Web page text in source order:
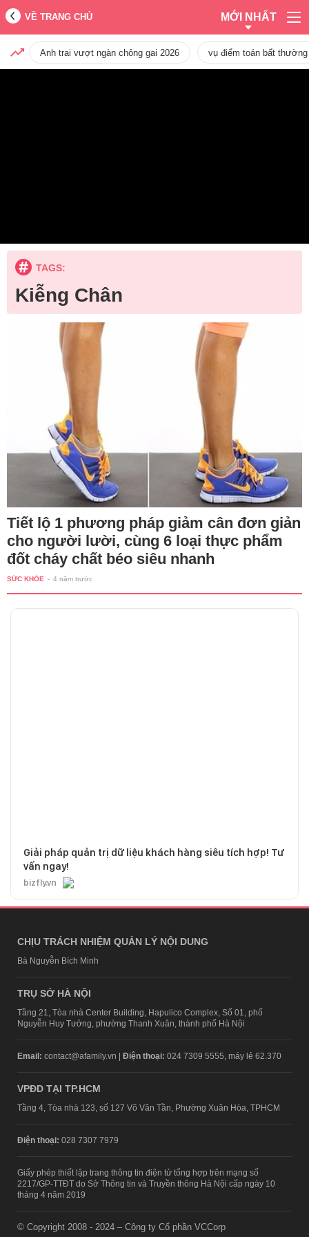
VỀ TRANG CHỦ MỚI NHẤT
Anh trai vượt ngàn chông gai 2026 vụ điểm toán bất
TAGS:
Kiễng Chân
Tiết lộ 1 phương pháp giảm cân đơn giản
cho người lười, cùng 6 loại thực phẩm
đốt cháy chất béo siêu nhanh
SỨC KHỎE - 4 năm trước
Giải pháp quản trị dữ liệu khách hàng siêu tích hợp! Tư
vấn ngay!
bizfly.vn
CHỊU TRÁCH NHIỆM QUẢN LÝ NỘI DUNG
Bà Nguyễn Bích Minh
TRỤ SỞ HÀ NỘI
Tầng 21, Tòa nhà Center Building, Hapulico Complex, Số 01, phố
Nguyễn Huy Tưởng, phường Thanh Xuân, thành phố Hà Nội
Email: contact@afamily.vn | Điện thoại: 024 7309 5555, máy lẻ 62.370
VPĐD TẠI TP.HCM
Tầng 4, Tòa nhà 123, số 127 Võ Văn Tần, Phường Xuân Hòa, TPHCM
Điện thoại: 028 7307 7979
Giấy phép thiết lập trang thông tin điện tử tổng hợp trên mạng số
2217/GP-TTĐT do Sở Thông tin và Truyền thông Hà Nội cấp ngày 10
tháng 4 năm 2019
© Copyright 2008 - 2024 – Công ty Cổ phần VCCorp